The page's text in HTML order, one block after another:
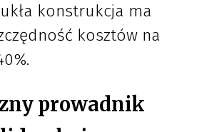
konstrukcja ma
kosztów na
prowadnik